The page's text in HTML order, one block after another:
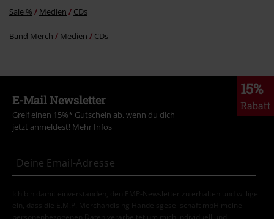
Sale % Medien CDs
Band Merch Medien CDs
15%
Rabatt
E-Mail Newsletter
Greif einen 15%* Gutschein ab, wenn du dich
jetzt anmeldest! Mehr Infos
Ich bin damit einverstanden, den EMP-Newsletter zu erhalten und willige
ein, dass die E.M.P. Merchandising Handelsgesellschaft mbH meine
personenbezogenen Daten verarbeitet um mich individuell und